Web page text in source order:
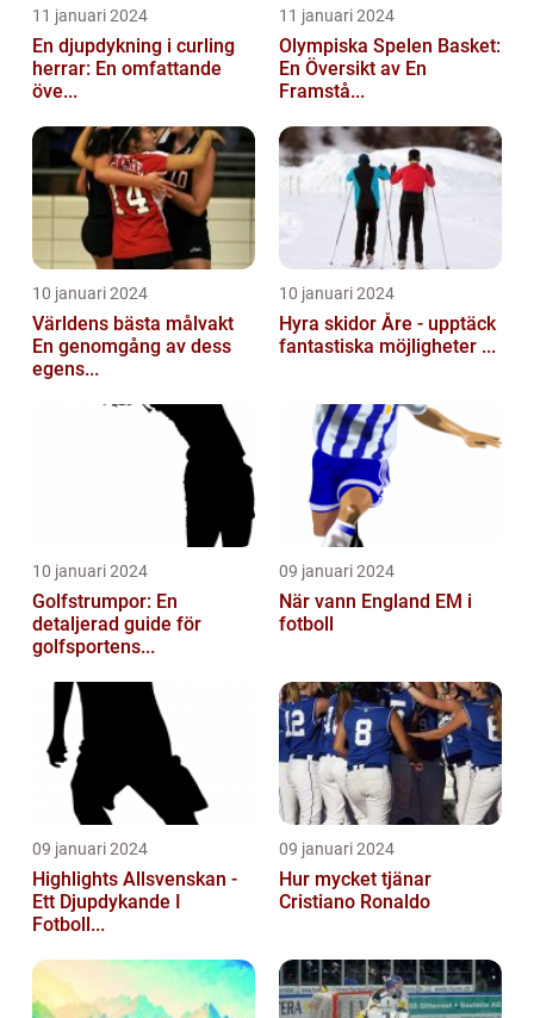
11 januari 2024
En djupdykning i curling
herrar: En omfattande
öve...
11 januari 2024
Olympiska Spelen Basket:
En Översikt av En
Framstå...
10 januari 2024
Världens bästa målvakt
En genomgång av dess
egens...
10 januari 2024
Hyra skidor Åre - upptäck
fantastiska möjligheter ...
10 januari 2024
Golfstrumpor: En
detaljerad guide för
golfsportens...
09 januari 2024
När vann England EM i
fotboll
09 januari 2024
Highlights Allsvenskan -
Ett Djupdykande I
Fotboll...
09 januari 2024
Hur mycket tjänar
Cristiano Ronaldo